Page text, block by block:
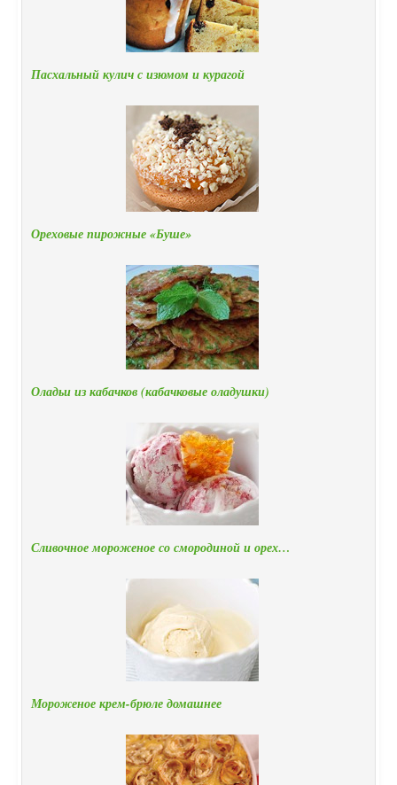
Пасхальный кулич с изюмом и курагой
Ореховые пирожные «Буше»
Оладьи из кабачков (кабачковые оладушки)
Сливочное мороженое со смородиной и орех…
Мороженое крем-брюле домашнее